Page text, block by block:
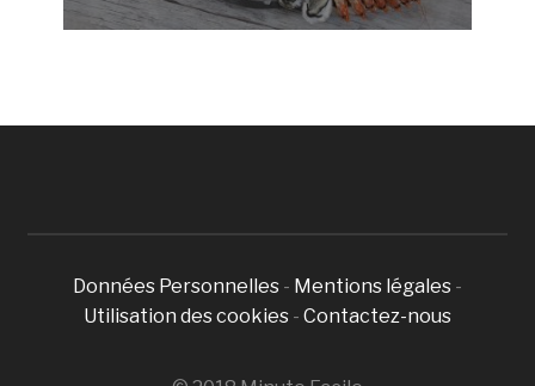
Données Personnelles - Mentions légales -
Utilisation des cookies - Contactez-nous